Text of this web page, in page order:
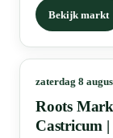
Bekijk markt
zaterdag 8
Roots
Castricum |